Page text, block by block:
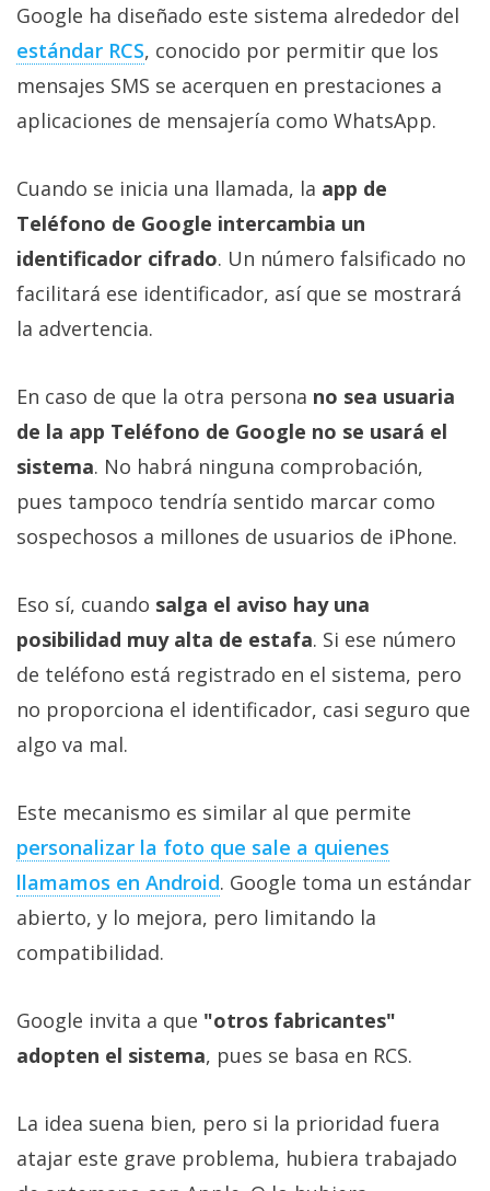
Google ha diseñado este sistema alrededor del
estándar RCS‎, conocido por permitir que los
mensajes SMS se acerquen en prestaciones a
aplicaciones de mensajería como WhatsApp.
Cuando se inicia una llamada, la app de
Teléfono de Google intercambia un
identificador cifrado. Un número falsificado no
facilitará ese identificador, así que se mostrará
la advertencia.
En caso de que la otra persona no sea usuaria
de la app Teléfono de Google no se usará el
sistema. No habrá ninguna comprobación,
pues tampoco tendría sentido marcar como
sospechosos a millones de usuarios de iPhone.
Eso sí, cuando salga el aviso hay una
posibilidad muy alta de estafa. Si ese número
de teléfono está registrado en el sistema, pero
no proporciona el identificador, casi seguro que
algo va mal.
Este mecanismo es similar al que permite
personalizar la foto que sale a quienes
llamamos en Android. Google toma un estándar
abierto, y lo mejora, pero limitando la
compatibilidad.
Google invita a que "otros fabricantes"
adopten el sistema, pues se basa en RCS.
La idea suena bien, pero si la prioridad fuera
atajar este grave problema, hubiera trabajado